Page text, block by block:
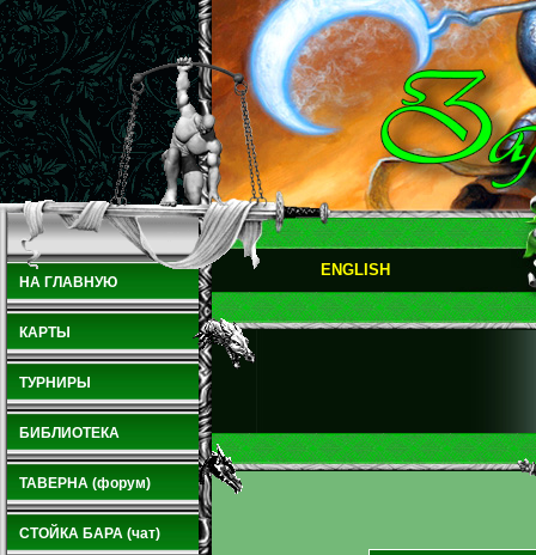
НА ГЛАВНУЮ
КАРТЫ
ТУРНИРЫ
БИБЛИОТЕКА
ТАВЕРНА (форум)
СТОЙКА БАРА (чат)
ENGLISH